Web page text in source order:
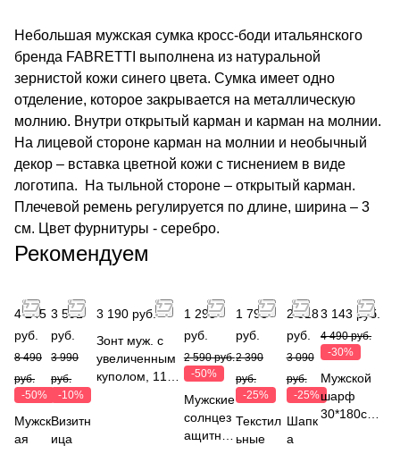
Небольшая мужская сумка кросс-боди итальянского
бренда FABRETTI выполнена из натуральной
зернистой кожи синего цвета. Сумка имеет одно
отделение, которое закрывается на металлическую
молнию. Внутри открытый карман и карман на молнии.
На лицевой стороне карман на молнии и необычный
декор – вставка цветной кожи с тиснением в виде
логотипа. На тыльной стороне – открытый карман.
Плечевой ремень регулируется по длине, ширина – 3
см. Цвет фурнитуры - серебро.
Рекомендуем
4 245
руб.
8 490
руб.
-50%
Мужск
ая
3 591
руб.
3 990
руб.
-10%
Визитн
ица
3 190 руб.
Зонт муж. с
увеличенным
куполом, 112
1 295
руб.
2 590 руб.
-50%
Мужские
солнцез
ащитны
1 793
руб.
2 390
руб.
-25%
Текстил
ьные
2 318
руб.
3 090
руб.
-25%
Шапк
а
3 143 руб.
4 490 руб.
-30%
Мужской
шарф
30*180см,